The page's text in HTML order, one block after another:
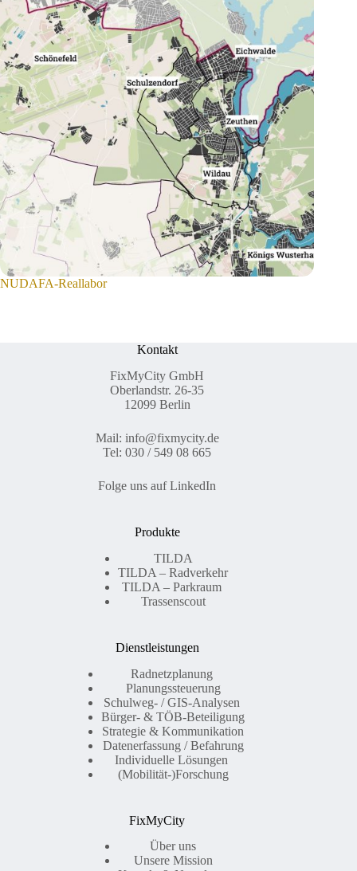
NUDAFA-Reallabor
Kontakt
FixMyCity GmbH
Oberlandstr. 26-35
12099 Berlin
Mail: info@fixmycity.de
Tel: 030 / 549 08 665
Folge uns auf LinkedIn
Produkte
TILDA
TILDA – Radverkehr
TILDA – Parkraum
Trassenscout
Dienstleistungen
Radnetzplanung
Planungssteuerung
Schulweg- / GIS-Analysen
Bürger- & TÖB-Beteiligung
Strategie & Kommunikation
Datenerfassung / Befahrung
Individuelle Lösungen
(Mobilität-)Forschung
FixMyCity
Über uns
Unsere Mission